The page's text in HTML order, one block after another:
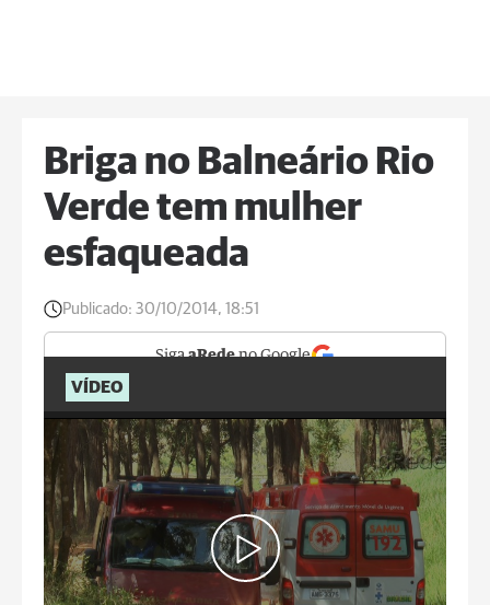
Briga no Balneário Rio
Verde tem mulher
esfaqueada
Publicado: 30/10/2014, 18:51
SigaaRedeno Google
VÍDEO